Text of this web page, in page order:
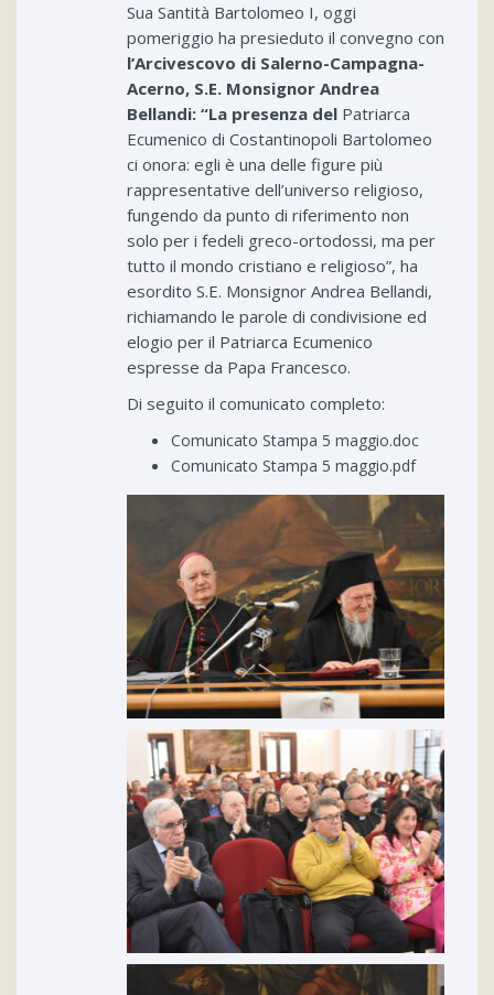
Sua Santità Bartolomeo I, oggi
pomeriggio ha presieduto il convegno con
l’Arcivescovo di Salerno-Campagna-
Acerno, S.E. Monsignor Andrea
Bellandi: “La presenza del Patriarca
Ecumenico di Costantinopoli Bartolomeo
ci onora: egli è una delle figure più
rappresentative dell’universo religioso,
fungendo da punto di riferimento non
solo per i fedeli greco-ortodossi, ma per
tutto il mondo cristiano e religioso”, ha
esordito S.E. Monsignor Andrea Bellandi,
richiamando le parole di condivisione ed
elogio per il Patriarca Ecumenico
espresse da Papa Francesco.
Di seguito il comunicato completo:
Comunicato Stampa 5 maggio.doc
Comunicato Stampa 5 maggio.pdf